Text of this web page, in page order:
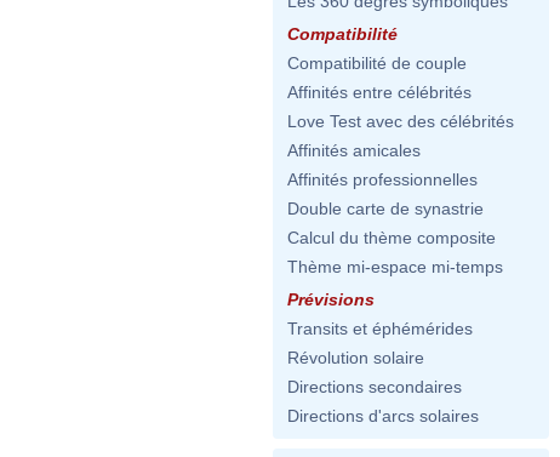
Compatibilité
Compatibilité de couple
Affinités entre célébrités
Love Test avec des célébrités
Affinités amicales
Affinités professionnelles
Double carte de synastrie
Calcul du thème composite
Thème mi-espace mi-temps
Prévisions
Transits et éphémérides
Révolution solaire
Directions secondaires
Directions d'arcs solaires